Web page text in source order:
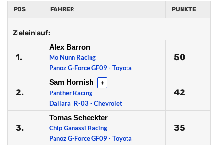
POS FAHRER PUNKTE
Zieleinlauf:
1.
Alex Barron
Mo Nunn Racing
Panoz G-Force GF09 - Toyota
50
2.
Sam Hornish +
Panther Racing
Dallara IR-03 - Chevrolet
42
3.
Tomas Scheckter
Chip Ganassi Racing
Panoz G-Force GF09 - Toyota
35